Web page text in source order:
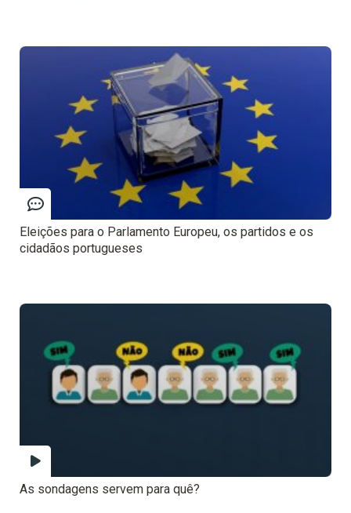
Eleições para o Parlamento Europeu, os partidos e os
cidadãos portugueses
As sondagens servem para quê?